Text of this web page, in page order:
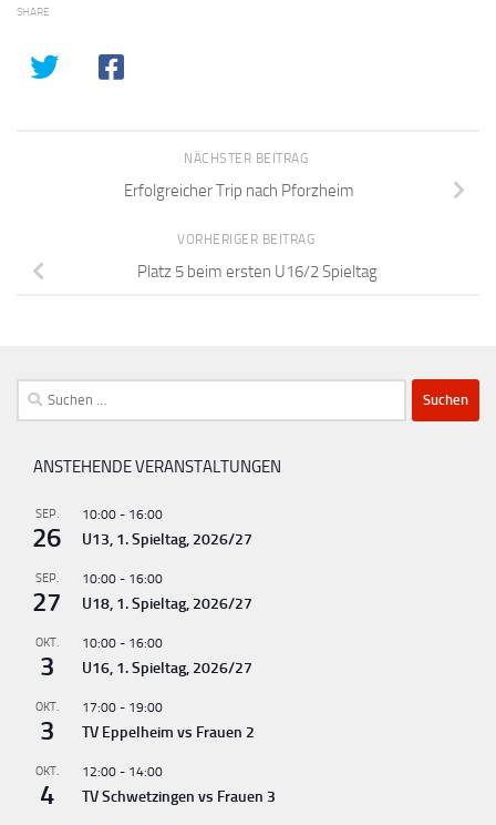
SHARE
NÄCHSTER BEITRAG
Erfolgreicher Trip nach Pforzheim
VORHERIGER BEITRAG
Platz 5 beim ersten U16/2 Spieltag
Suchen
nach:
ANSTEHENDE VERANSTALTUNGEN
SEP.
26
10:00 - 16:00
U13, 1. Spieltag, 2026/27
SEP.
27
10:00 - 16:00
U18, 1. Spieltag, 2026/27
OKT.
3
10:00 - 16:00
U16, 1. Spieltag, 2026/27
OKT.
3
17:00 - 19:00
TV Eppelheim vs Frauen 2
OKT.
4
12:00 - 14:00
TV Schwetzingen vs Frauen 3